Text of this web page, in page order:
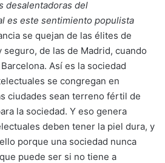
desalentadoras del
es este sentimiento populista
se quejan de las élites de
seguro, de las de Madrid, cuando
Así es la sociedad
se congregan en
ciudades sean terreno fértil de
la sociedad. Y eso genera
deben tener la piel dura, y
porque una sociedad nunca
puede ser si no tiene a